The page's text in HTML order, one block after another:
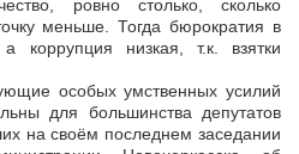
ровно столько, сколько
меньше. Тогда бюрократия в
коррупция низкая, т.к. взятки
особых умственных усилий
для большинства депутатов
на своём последнем заседании